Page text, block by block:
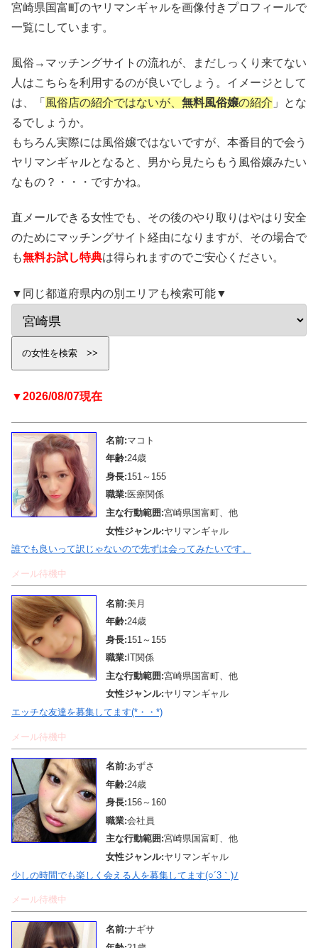
宮崎県国富町のヤリマンギャルを画像付きプロフィールで
一覧にしています。
風俗→マッチングサイトの流れが、まだしっくり来てない
人はこちらを利用するのが良いでしょう。イメージとして
は、「 風俗店の紹介ではないが、 無料風俗嬢の紹介 」とな
るでしょうか。
もちろん実際には風俗嬢ではないですが、本番目的で会う
ヤリマンギャルとなると、男から見たらもう風俗嬢みたい
なもの？・・・ですかね。
直メールできる女性でも、その後のやり取りはやはり安全
のためにマッチングサイト経由になりますが、その場合で
も無料お試し特典は得られますのでご安心ください。
▼同じ都道府県内の別エリアも検索可能▼
▼2026/08/07現在
名前:マコト
年齢:24歳
身長:151～155
職業:医療関係
主な行動範囲:宮崎県国富町、他
女性ジャンル:ヤリマンギャル
誰でも良いって訳じゃないので先ずは会ってみたいです。
メール待機中
名前:美月
年齢:24歳
身長:151～155
職業: IT関係
主な行動範囲:宮崎県国富町、他
女性ジャンル:ヤリマンギャル
エッチな友達を募集してます(*・・*)
メール待機中
名前:あずさ
年齢:24歳
身長:156～160
職業:会社員
主な行動範囲:宮崎県国富町、他
女性ジャンル:ヤリマンギャル
少しの時間でも楽しく会える人を募集してます(○´3｀)ﾉ
メール待機中
名前:ナギサ